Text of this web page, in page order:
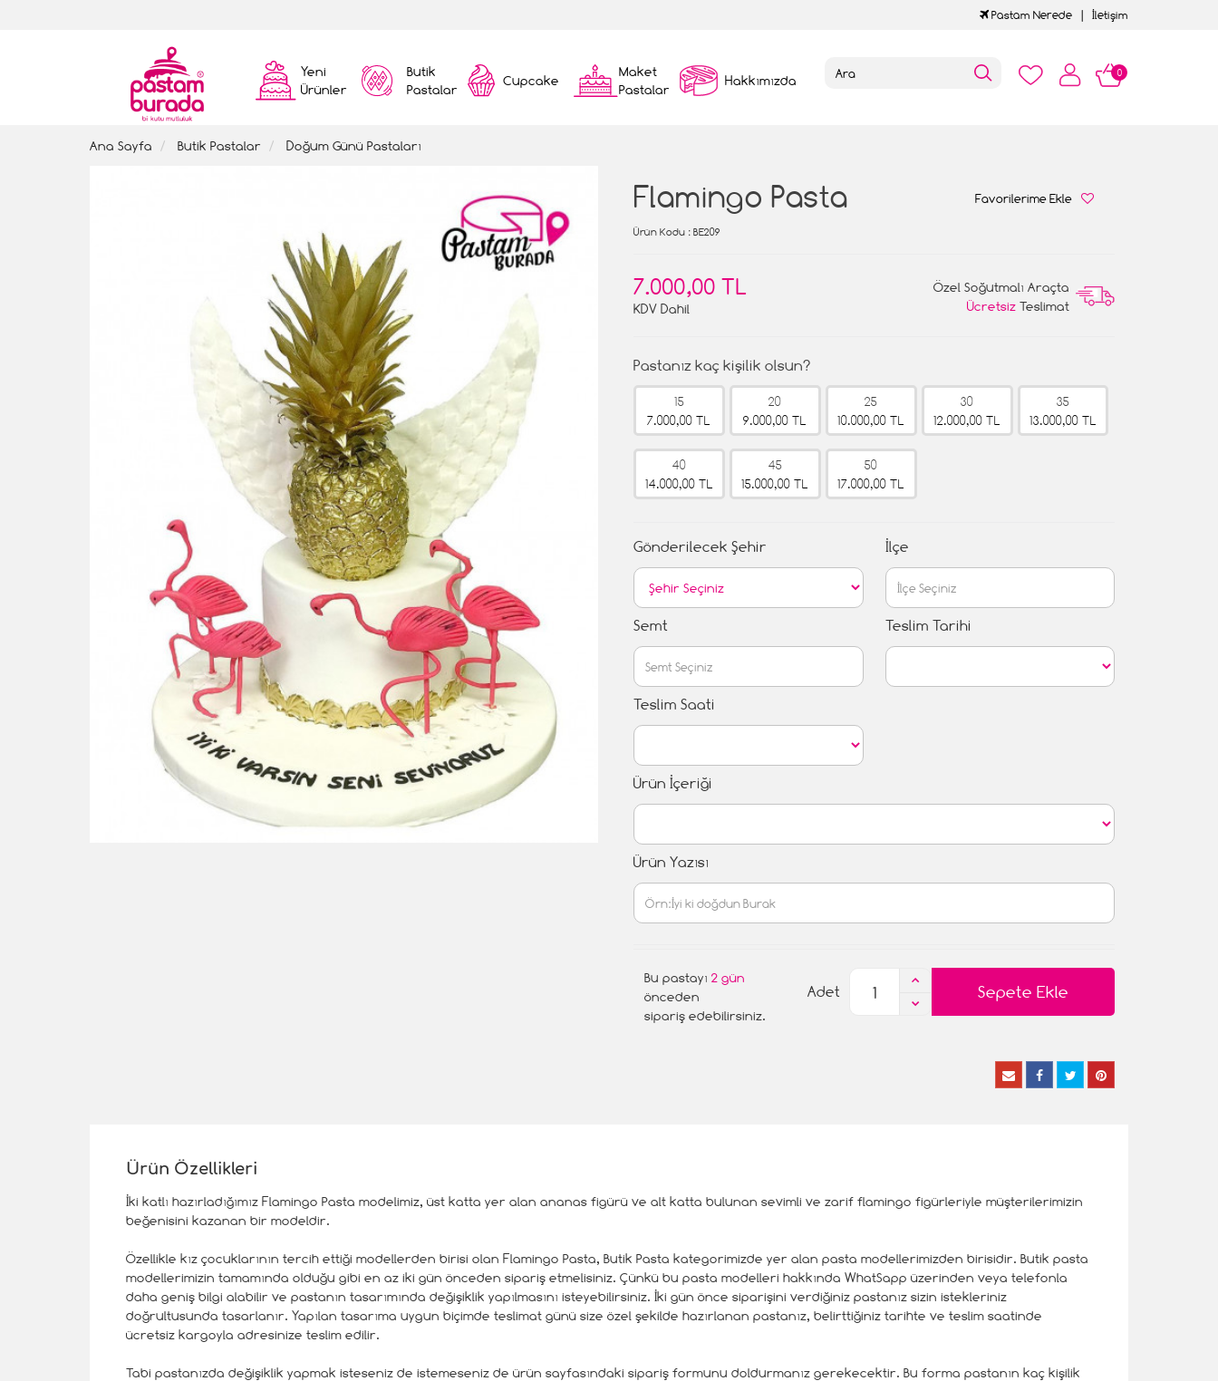
Pastam Nerede İletişim
Yeni
Ürünler
Butik
Pastalar
Cupcake
Maket
Pastalar
Hakkımızda 0
Ana Sayfa Butik Pastalar Doğum Günü Pastaları
Flamingo Pasta Favorilerime Ekle
Ürün Kodu : BE209
7.000,00 TL
KDV Dahil
Özel Soğutmalı Araçta
Ücretsiz Teslimat
Pastanız kaç kişilik olsun?
15
7.000,00 TL
20
9.000,00 TL
25
10.000,00 TL
30
12.000,00 TL
35
13.000,00 TL
40
14.000,00 TL
45
15.000,00 TL
50
17.000,00 TL
Gönderilecek Şehir İlçe
Semt Teslim Tarihi
Teslim Saati
Ürün İçeriği
Ürün Yazısı
Bu pastayı 2 gün
önceden
sipariş edebilirsiniz.
Sepete Ekle
Adet
Ürün Özellikleri
İki katlı hazırladığımız Flamingo Pasta modelimiz, üst katta yer alan ananas figürü ve alt katta bulunan sevimli ve zarif flamingo figürleriyle müşterilerimizin
beğenisini kazanan bir modeldir.
Özellikle kız çocuklarının tercih ettiği modellerden birisi olan Flamingo Pasta, Butik Pasta kategorimizde yer alan pasta modellerimizden birisidir. Butik pasta
modellerimizin tamamında olduğu gibi en az iki gün önceden sipariş etmelisiniz. Çünkü bu pasta modelleri hakkında WhatSapp üzerinden veya telefonla
daha geniş bilgi alabilir ve pastanın tasarımında değişiklik yapılmasını isteyebilirsiniz. İki gün önce siparişini verdiğiniz pastanız sizin istekleriniz
doğrultusunda tasarlanır. Yapılan tasarıma uygun biçimde teslimat günü size özel şekilde hazırlanan pastanız, belirttiğiniz tarihte ve teslim saatinde
ücretsiz kargoyla adresinize teslim edilir.
Tabi pastanızda değişiklik yapmak isteseniz de istemeseniz de ürün sayfasındaki sipariş formunu doldurmanız gerekecektir. Bu forma pastanın kaç kişilik